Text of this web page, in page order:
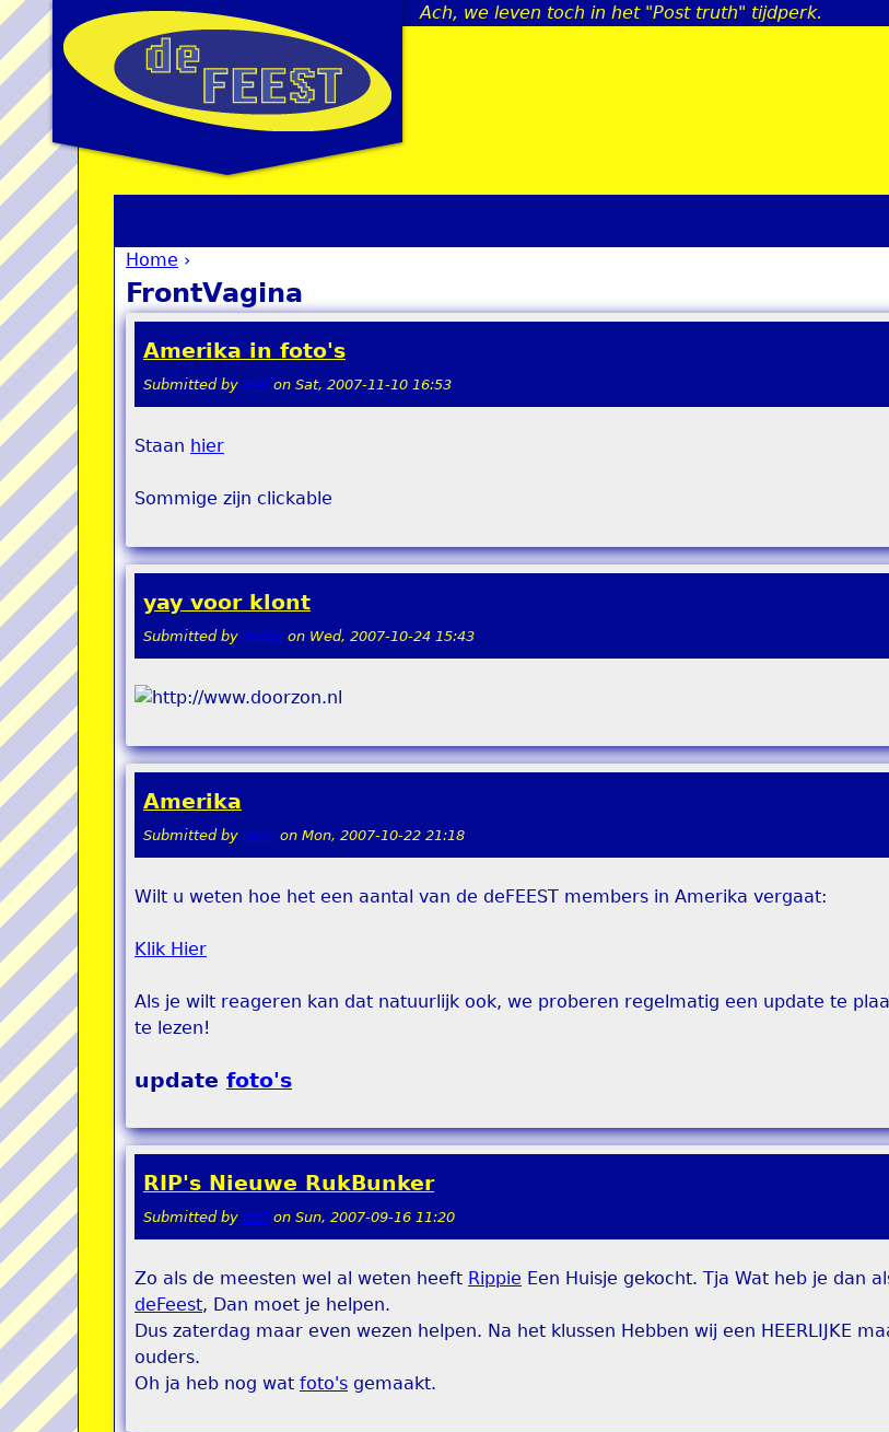
Jump to navigation
Ach, we leven toch in het "Post truth" tijdperk.
You are here
Home ›
FrontVagina
Amerika in foto's
Submitted by stel on Sat, 2007-11-10 16:53
Staan hier
Sommige zijn clickable
yay voor klont
Submitted by teddy on Wed, 2007-10-24 15:43
Amerika
Submitted by remi on Mon, 2007-10-22 21:18
Wilt u weten hoe het een aantal van de deFEEST members in Amerika vergaat:
Klik Hier
Als je wilt reageren kan dat natuurlijk ook, we proberen regelmatig een update te
te lezen!
update foto's
RIP's Nieuwe RukBunker
Submitted by stel on Sun, 2007-09-16 11:20
Zo als de meesten wel al weten heeft Rippie Een Huisje gekocht. Tja Wat heb je dan
deFeest, Dan moet je helpen.
Dus zaterdag maar even wezen helpen. Na het klussen Hebben wij een HEERLIJKE
ouders.
Oh ja heb nog wat foto's gemaakt.